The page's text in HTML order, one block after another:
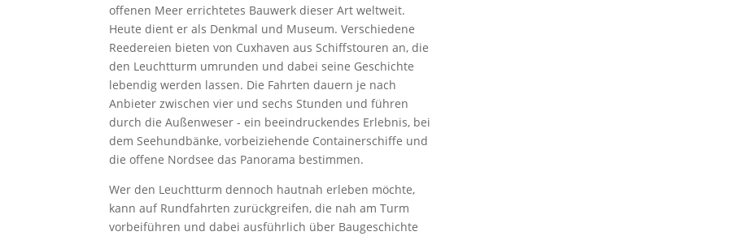
offenen Meer errichtetes Bauwerk dieser Art weltweit.
Heute dient er als Denkmal und Museum. Verschiedene
Reedereien bieten von Cuxhaven aus Schiffstouren an, die
den Leuchtturm umrunden und dabei seine Geschichte
lebendig werden lassen. Die Fahrten dauern je nach
Anbieter zwischen vier und sechs Stunden und führen
durch die Außenweser - ein beeindruckendes Erlebnis, bei
dem Seehundbänke, vorbeiziehende Containerschiffe und
die offene Nordsee das Panorama bestimmen.
Wer den Leuchtturm dennoch hautnah erleben möchte,
kann auf Rundfahrten zurückgreifen, die nah am Turm
vorbeiführen und dabei ausführlich über Baugeschichte